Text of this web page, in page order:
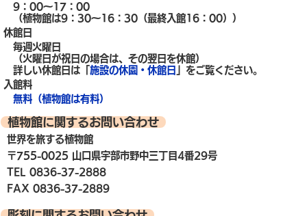
9：00～17：00
（植物館は9：30～16：30（最終入館16：00））
休館日
毎週火曜日
（火曜日が祝日の場合は、その翌日を休館）
詳しい休館日は「施設の休園・休館日
」をご覧ください。
入館料
無料（植物館は有料）
植物館に関するお問い合わせ
世界を旅する植物館
〒755-0025 山口県宇部市野中三丁目4番29号
TEL 0836-37-2888
FAX 0836-37-2889